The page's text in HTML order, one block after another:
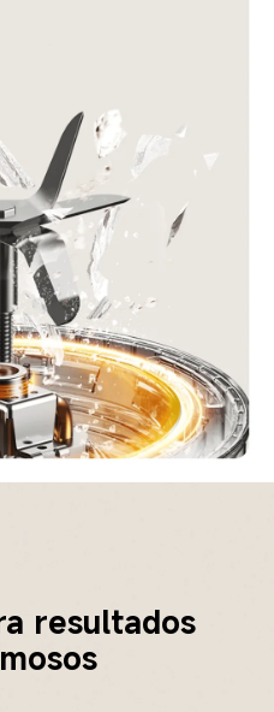
resultados